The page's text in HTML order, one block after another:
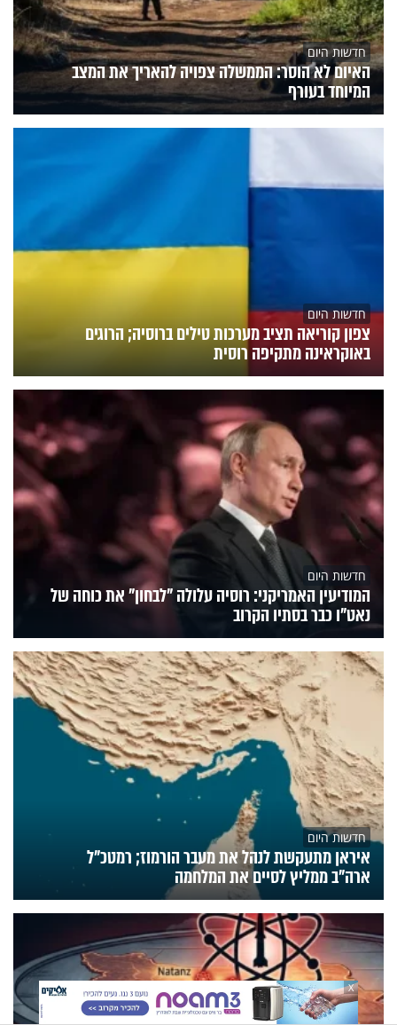
חדשות היום
האיום לא הוסר: הממשלה צפויה להאריך את המצב
המיוחד בעורף
חדשות היום
צפון קוריאה תציב מערכות טילים ברוסיה; הרוגים
באוקראינה מתקיפה רוסית
חדשות היום
המודיעין האמריקני: רוסיה עלולה "לבחון" את כוחה של
נאט"ו כבר בסתיו הקרוב
חדשות היום
איראן מתעקשת לנהל את מעבר הורמוז; רמטכ"ל
ארה"ב ממליץ לסיים את המלחמה
X